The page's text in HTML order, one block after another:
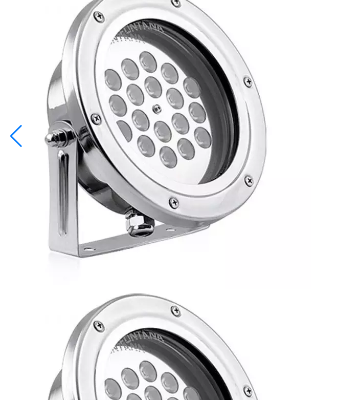
Доставка \ Оплата
info@inoprom.ru
+7 (495) 374-90-93
Шкафы управления
Готовые фонтаны
Фонтанные насадки
Подводные светильники
Закладные детали
Насосы
Системы фильтрации
Электрооборудование
Плавающие фонтаны
Пешеходные модули
Фонтанные насадки
Подводные светильники
Закладные детали
Системы фильтрации
Электрооборудование
Плавающие фонтаны
Пешеходные модули